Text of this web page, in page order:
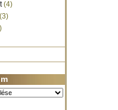
(4)
(3)